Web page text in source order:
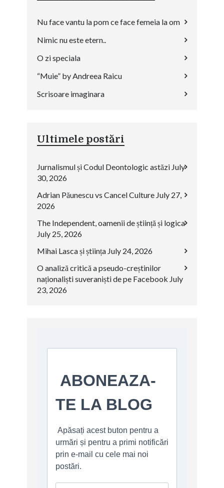
Nu face vantu la pom ce face femeia la om
Nimic nu este etern..
O zi speciala
“Muie” by Andreea Raicu
Scrisoare imaginara
Ultimele postări
Jurnalismul și Codul Deontologic astăzi July
30, 2026
Adrian Păunescu vs Cancel Culture July 27,
2026
The Independent, oamenii de știință și logica
July 25, 2026
Mihai Lasca și știința July 24, 2026
O analiză critică a pseudo-creștinilor
naționaliști suveraniști de pe Facebook July
23, 2026